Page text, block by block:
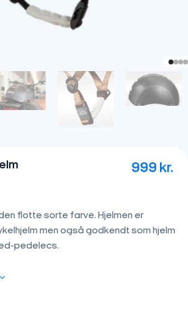
999 kr.
flotte sorte farve. Hjelmen er
men også godkendt som hjelm
pedelecs.